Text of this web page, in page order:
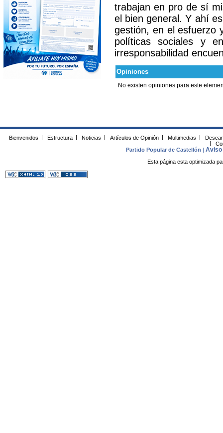
trabajan en pro de sí
el bien general. Y ahí
gestión, en el esfuerzo
políticas sociales y
irresponsabilidad
Opiniones
No existen opiniones para este
Bienvenidos Estructura Noticias Artículos de Opinión Multimedias
Partido Popular de Castellón
|Aviso
Esta página esta optimizada